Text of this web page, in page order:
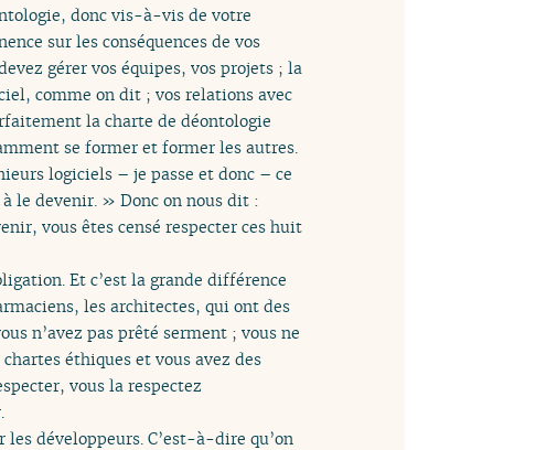
donc vis-à-vis de votre
sur les conséquences de vos
gérer vos équipes, vos projets ; la
comme on dit ; vos relations avec
la charte de déontologie
se former et former les autres.
logiciels – je passe et donc – ce
le devenir. » Donc on nous dit :
vous êtes censé respecter ces huit
Et c’est la grande différence
les architectes, qui ont des
n’avez pas prêté serment ; vous ne
éthiques et vous avez des
vous la respectez
développeurs. C’est-à-dire qu’on